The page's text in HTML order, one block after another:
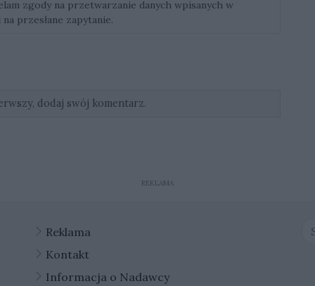
zgody na przetwarzanie danych wpisanych w
przesłane zapytanie.
dodaj swój komentarz.
REKLAMA
Reklama
Kontakt
Informacja o Nadawcy